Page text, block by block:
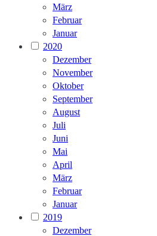
März
Februar
Januar
2020
Dezember
November
Oktober
September
August
Juli
Juni
Mai
April
März
Februar
Januar
2019
Dezember